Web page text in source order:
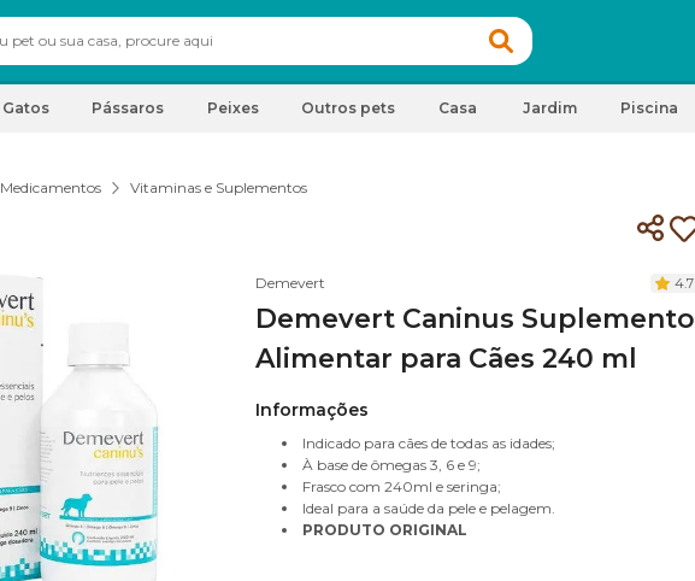
Gatos Pássaros Peixes Outros pets Casa Jardim Piscina
Medicamentos Vitaminas e Suplementos
Demevert 4.7
Demevert Caninus Suplemento
Alimentar para Cães 240 ml
Informações
Indicado para cães de todas as idades;
À base de ômegas 3, 6 e 9;
Frasco com 240ml e seringa;
Ideal para a saúde da pele e pelagem.
PRODUTO ORIGINAL